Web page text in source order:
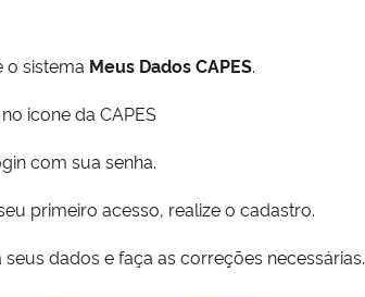
o sistema Meus Dados CAPES.
icone da CAPES
com sua senha.
primeiro acesso, realize o cadastro.
seus dados e faça as correções necessárias.